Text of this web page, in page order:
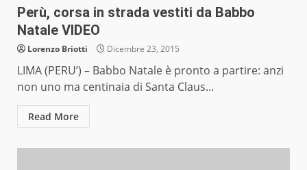
Perù, corsa in strada vestiti da Babbo
Natale VIDEO
Lorenzo Briotti Dicembre 23, 2015
LIMA (PERU’) – Babbo Natale è pronto a partire: anzi
non uno ma centinaia di Santa Claus...
Read More